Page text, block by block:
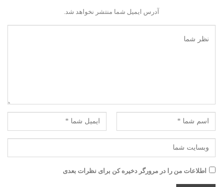
آدرس ایمیل شما منتشر نخواهد شد.
اطلاعات من را در مرورگر دخیره کن برای نظرات بعدی